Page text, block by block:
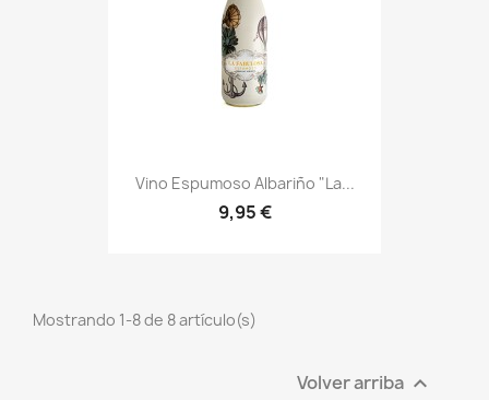
Vino Espumoso Albariño "La...
9,95 €
Mostrando 1-8 de 8 artículo(s)
Volver arriba 